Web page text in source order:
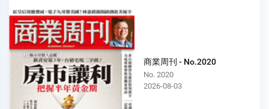
商業周刊 - No.2020
No. 2020
2026-08-03